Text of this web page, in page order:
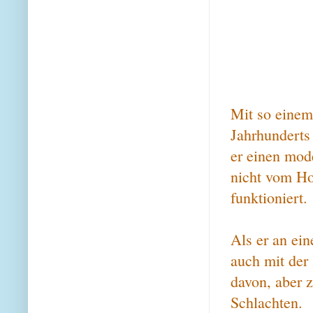
Mit so
er einen
nicht vom
funktioniert.
Als er an
auch mit
davon, aber
Schlachten.